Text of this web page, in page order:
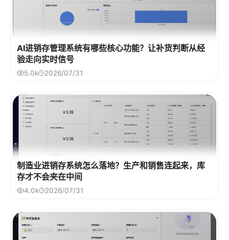
AI进销存管理系统有哪些核心功能？让补货判断从经
验走向实时信号
5.0k 2026/07/31
制造业进销存系统怎么落地？生产和销售连起来，库
存才不会夹在中间
4.0k 2026/07/31